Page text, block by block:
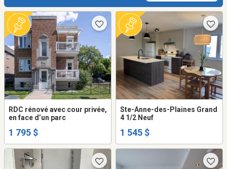
RDC rénové avec cour privée,
en face d’un parc
1 795 $
Ste-Anne-des-Plaines Grand
4 1/2 Neuf
1 545 $